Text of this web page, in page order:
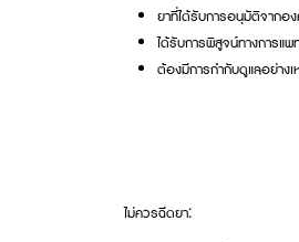
ยาที่ได้รับการอนุมัติจากอ
ได้รับการพิสูจน์ทางการแ
ต้องมีการกำกับดูแลอย่างเ
ไม่ควรฉีดยา: